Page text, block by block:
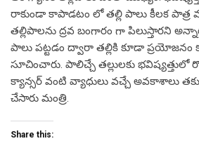
రాకుండా కాపాడటం లో తల్లి పాలు కీలక పాత్ర
తల్లిపాలను ద్రవ బంగారం గా పిలుస్తారని
పాలు పట్టడం ద్వారా తల్లికి కూడా ప్రయోజనం
సూచించారు. పాలిచ్చే తల్లులకు
క్యాన్సర్ వంటి వ్యాధులు వచ్చే అవకాశాలు
చేసారు మంత్రి.
Share this: